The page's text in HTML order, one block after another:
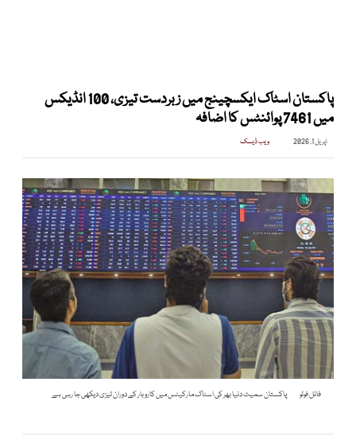
پاکستان اسٹاک ایکسچینج میں زبردست تیزی، 100 انڈیکس
میں 7461 پوائنٹس کا اضافہ
اپریل 1, 2026 ویب ڈیسک
فائل فوٹو پاکستان سمیت دنیا بھر کی اسٹاک مارکیٹس میں کاروبار کے دوران تیزی دیکھی جا رہی ہے